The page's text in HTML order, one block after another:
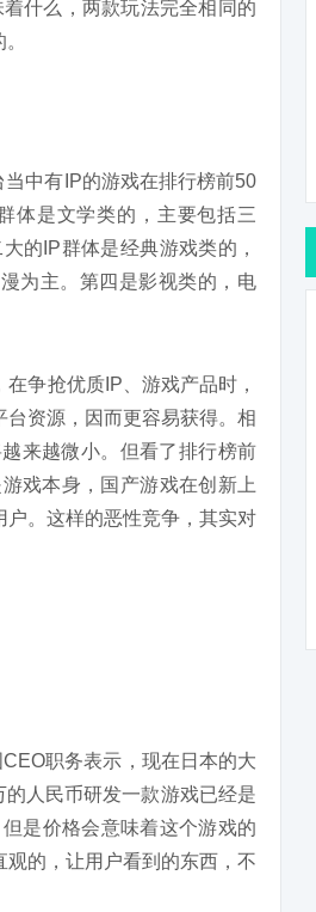
什么，两款玩法完全相同的
中有IP的游戏在排行榜前50
体是文学类的，主要包括三
的IP群体是经典游戏类的，
为主。第四是影视类的，电
争抢优质IP、游戏产品时，
资源，因而更容易获得。相
来越微小。但看了排行榜前
戏本身，国产游戏在创新上
。这样的恶性竞争，其实对
职务表示，现在日本的大
人民币研发一款游戏已经是
是价格会意味着这个游戏的
的，让用户看到的东西，不